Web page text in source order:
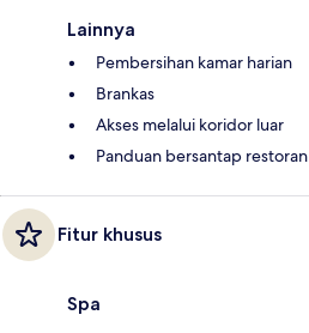
Lainnya
Pembersihan kamar harian
Brankas
Akses melalui koridor luar
Panduan bersantap restoran
Fitur khusus
Spa